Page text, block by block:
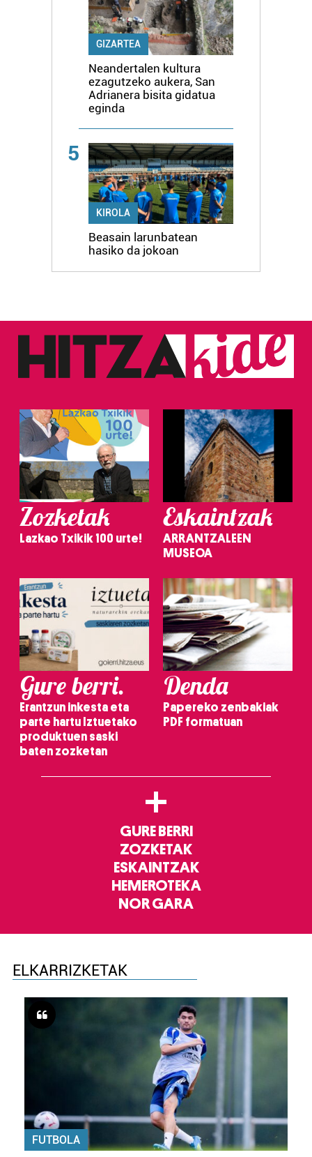
GIZARTEA
Neandertalen kultura
ezagutzeko aukera, San
Adrianera bisita gidatua
eginda
5
KIROLA
Beasain larunbatean
hasiko da jokoan
Zozketak
Lazkao Txikik 100 urte!
Eskaintzak
ARRANTZALEEN
MUSEOA
Gure berri.
Erantzun inkesta eta
parte hartu Iztuetako
produktuen saski
baten zozketan
Denda
Papereko zenbakiak
PDF formatuan
+
GURE BERRI
ZOZKETAK
ESKAINTZAK
HEMEROTEKA
NOR GARA
ELKARRIZKETAK
FUTBOLA